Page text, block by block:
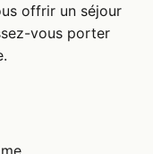
offrir un séjour
vous porter